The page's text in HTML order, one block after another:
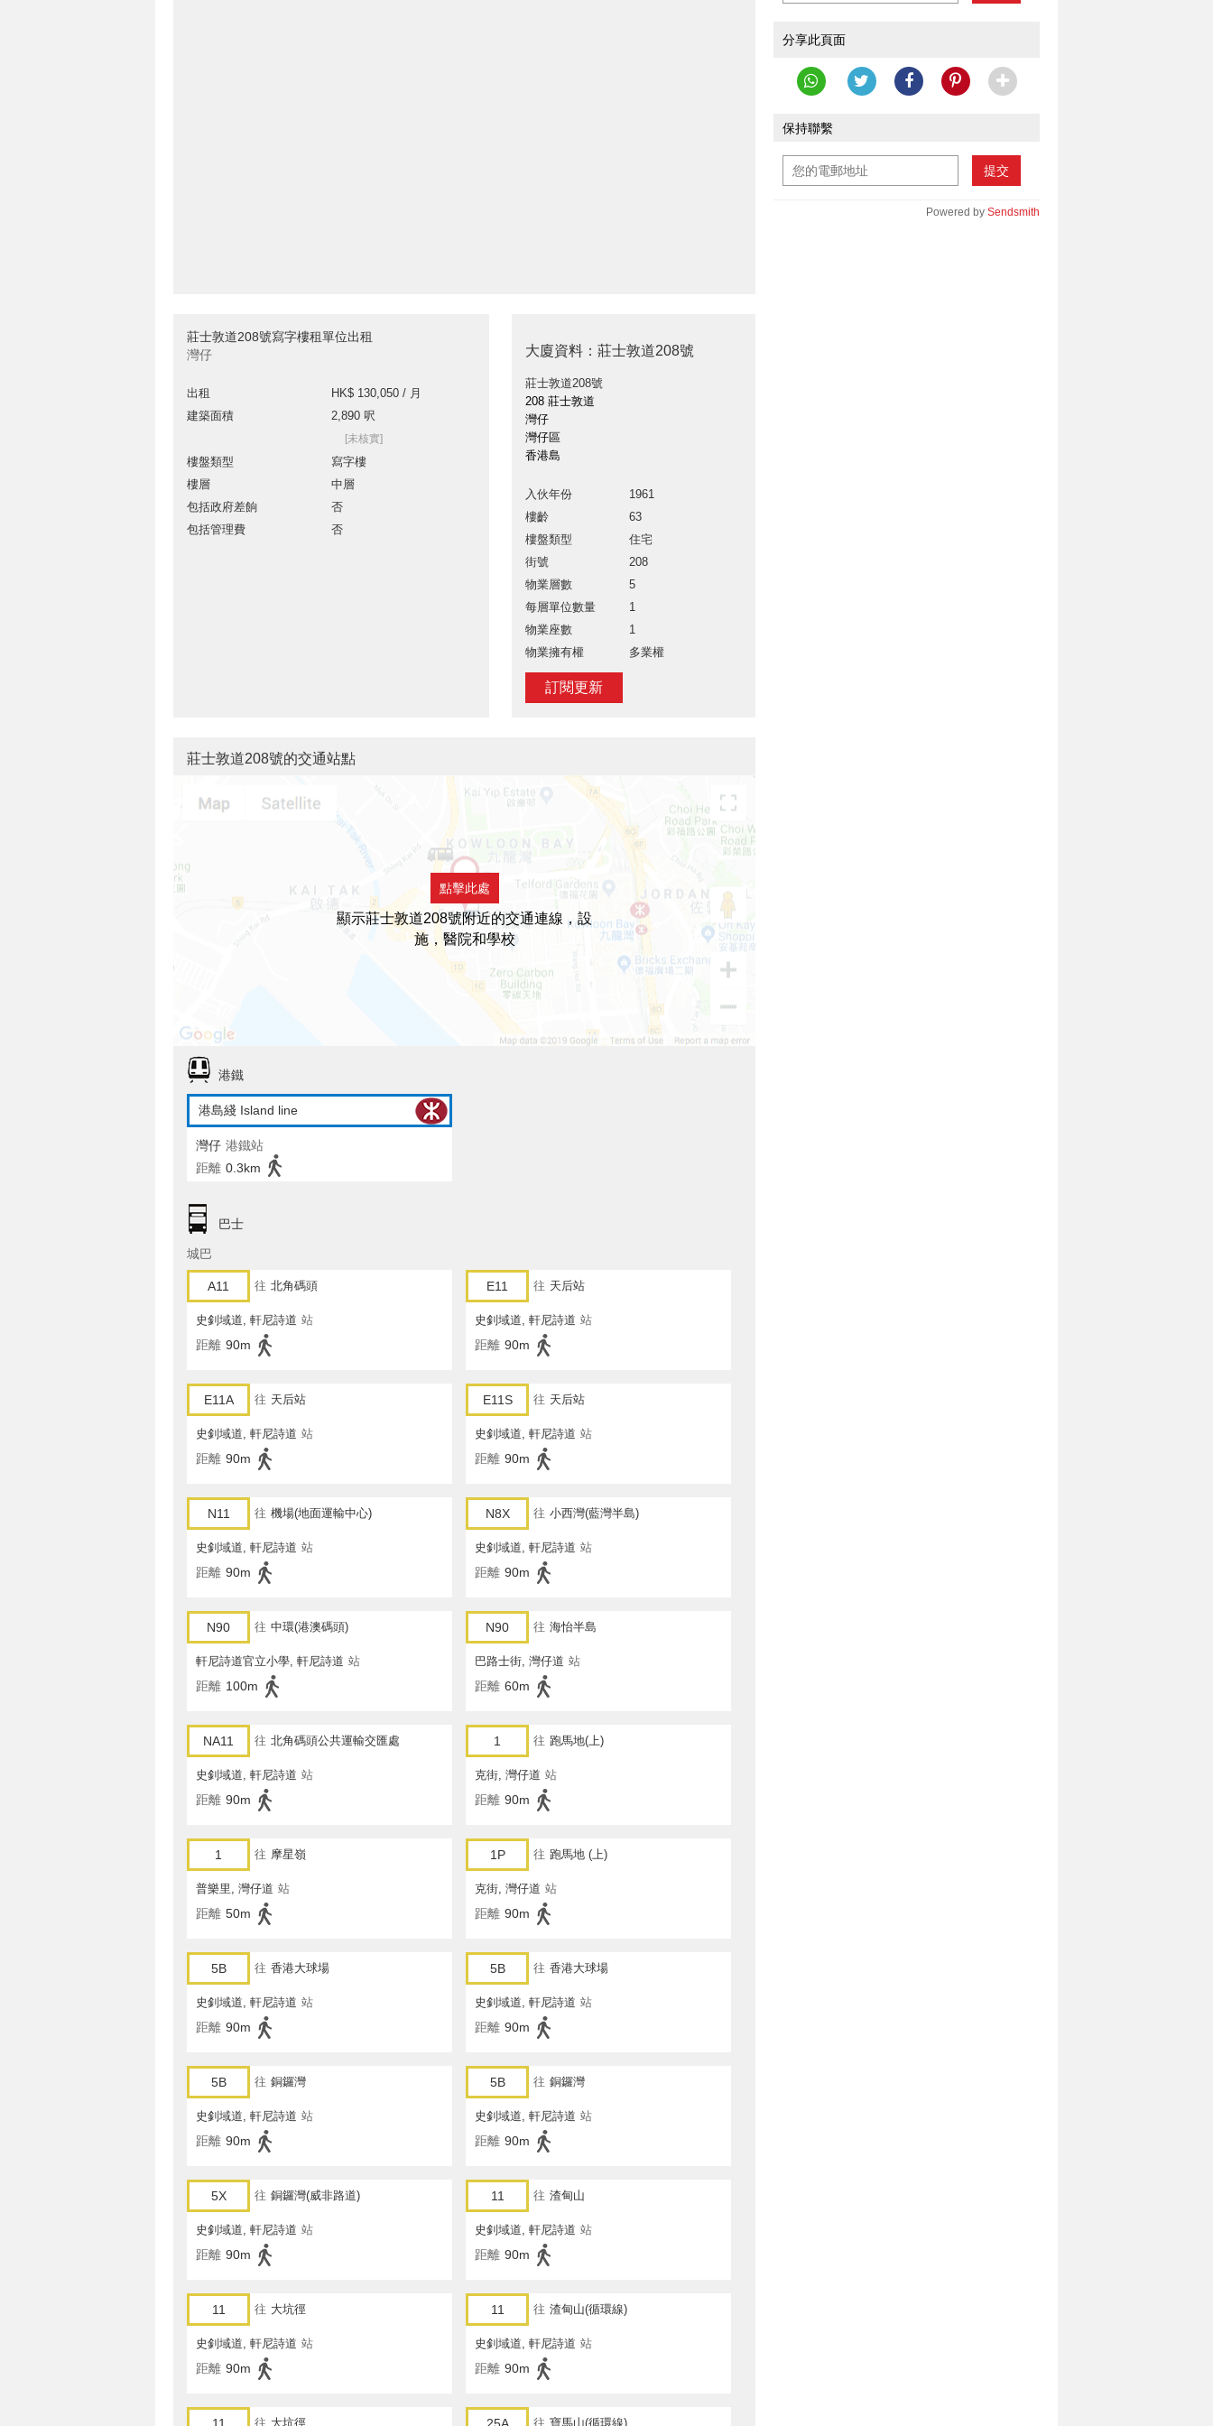
莊士敦道208號寫字樓租單位出租
灣仔
出租
HK$ 130,050 / 月
建築面積
2,890 呎
[未核實]
樓盤類型
寫字樓
樓層
中層
包括政府差餉
否
包括管理費
否
大廈資料：莊士敦道208號
莊士敦道208號
208 莊士敦道
灣仔
灣仔區
香港島
入伙年份
1961
樓齡
63
樓盤類型
住宅
街號
208
物業層數
5
每層單位數量
1
物業座數
1
物業擁有權
多業權
訂閱更新
分享此頁面
保持聯繫
提交
Powered by Sendsmith
莊士敦道208號的交通站點
點擊此處
顯示莊士敦道208號附近的交通連線，設
施，醫院和學校
港鐵
港島綫 Island line
灣仔 港鐵站
距離 0.3km
巴士
城巴
A11 往 北角碼頭
史釗域道, 軒尼詩道 站
距離 90m
E11 往 天后站
史釗域道, 軒尼詩道 站
距離 90m
E11A 往 天后站
史釗域道, 軒尼詩道 站
距離 90m
E11S 往 天后站
史釗域道, 軒尼詩道 站
距離 90m
N11 往 機場(地面運輸中心)
史釗域道, 軒尼詩道 站
距離 90m
N8X 往 小西灣(藍灣半島)
史釗域道, 軒尼詩道 站
距離 90m
N90 往 中環(港澳碼頭)
軒尼詩道官立小學, 軒尼詩道 站
距離 100m
N90 往 海怡半島
巴路士街, 灣仔道 站
距離 60m
NA11 往 北角碼頭公共運輸交匯處
史釗域道, 軒尼詩道 站
距離 90m
1 往 跑馬地(上)
克街, 灣仔道 站
距離 90m
1 往 摩星嶺
普樂里, 灣仔道 站
距離 50m
1P 往 跑馬地 (上)
克街, 灣仔道 站
距離 90m
5B 往 香港大球場
史釗域道, 軒尼詩道 站
距離 90m
5B 往 香港大球場
史釗域道, 軒尼詩道 站
距離 90m
5B 往 銅鑼灣
史釗域道, 軒尼詩道 站
距離 90m
5B 往 銅鑼灣
史釗域道, 軒尼詩道 站
距離 90m
5X 往 銅鑼灣(威非路道)
史釗域道, 軒尼詩道 站
距離 90m
11 往 渣甸山
史釗域道, 軒尼詩道 站
距離 90m
11 往 大坑徑
史釗域道, 軒尼詩道 站
距離 90m
11 往 渣甸山(循環線)
史釗域道, 軒尼詩道 站
距離 90m
往 大坑徑 往 寶馬山(循環線)